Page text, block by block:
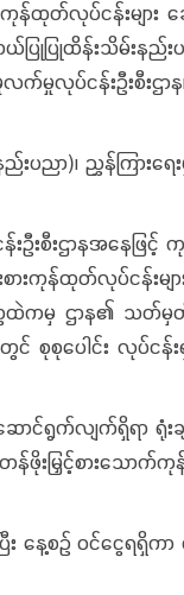
န်ထုတ်လုပ်ငန်းများ
ယ်ပြုပြုထိန်းသိမ်းနည်
ပ်ငန်းဦးစီးဌာန၊
ညွှန်ကြားရေးမှူးမ
စီးဌာနအနေဖြင့်
ကုန်ထုတ်လုပ်ငန်းမျာ
ထဲကမှ ဌာန၏ သတ်မှတ်
စုစုပေါင်း လုပ်ငန်း
ာင်ရွက်လျက်ရှိရာ ရုံ
ဖိုးမြှင့်စားသော
း နေ့စဉ် ဝင်ငွေရရှိ